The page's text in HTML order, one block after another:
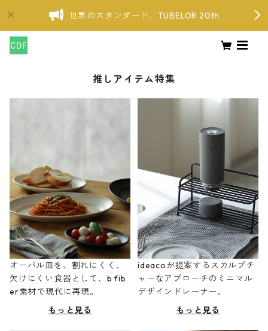
世界のスタンダード、TUBELOR 20th
推しアイテム特集
オーバル皿を、割れにくく、
欠けにくい食器として、b fib
er素材で現代に再現。
もっと見る
ideacoが提案するスカルプチ
ャーなアプローチのミニマル
デザインドレーナー。
もっと見る